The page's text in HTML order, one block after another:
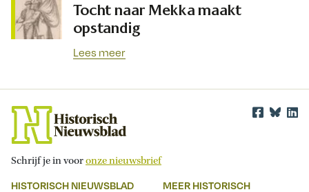
Tocht naar Mekka maakt
opstandig
Lees meer
Schrijf je in vooronze nieuwsbrief
HISTORISCH NIEUWSBLAD MEER HISTORISCH